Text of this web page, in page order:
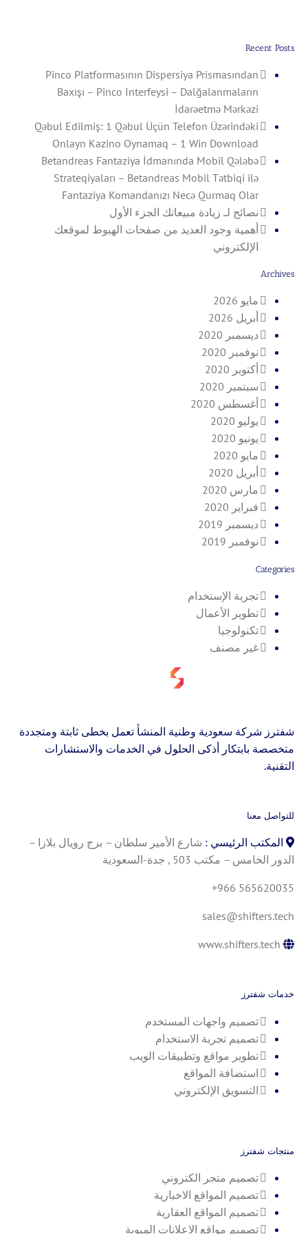
Recent Posts
Pinco Platformasının Dispersiya Prismasından
Baxışı – Pinco Interfeysi – Dalğalanmaların
İdarəetmə Mərkəzi
Qəbul Edilmiş: 1 Qəbul Üçün Telefon Üzərindəki
Onlayn Kazino Oynamaq – 1 Win Download
Betandreas Fantaziya İdmanında Mobil Qələbə
Strateqiyaları – Betandreas Mobil Tətbiqi ilə
Fantaziya Komandanızı Necə Qurmaq Olar
نصائح لـ زيادة مبيعاتك الجزء الأول
أهمية وجود العديد من صفحات الهبوط لموقعك
الإلكتروني
Archives
مايو 2026
أبريل 2026
ديسمبر 2020
نوفمبر 2020
أكتوبر 2020
سبتمبر 2020
أغسطس 2020
يوليو 2020
يونيو 2020
مايو 2020
أبريل 2020
مارس 2020
فبراير 2020
ديسمبر 2019
نوفمبر 2019
Categories
تجربة الإستخدام
تطوير الأعمال
تكنولوجيا
غير مصنف
شفترز شركة سعودية وطنية المنشأ تعمل بخطى ثابتة ومتجددة
متخصصة بابتكار أذكى الحلول في الخدمات والاستشارات
التقنية.
للتواصل معنا
المكتب الرئيسي : شارع الأمير سلطان – برج رويال بلازا –
الدور الخامس – مكتب 503 , جدة-السعودية
+966 565620035
sales@shifters.tech
www.shifters.tech
خدمات شفترز
تصميم واجهات المستخدم
تصميم تجربة الاستخدام
تطوير مواقع وتطبيقات الويب
استضافة المواقع
التسويق الإلكتروني
منتجات شفترز
تصميم متجر الكتروني
تصميم المواقع الاخبارية
تصميم المواقع العقارية
تصميم مواقع الاعلانات المبوبة